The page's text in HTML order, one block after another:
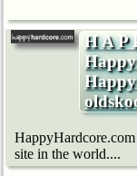
H A P
site in the world....